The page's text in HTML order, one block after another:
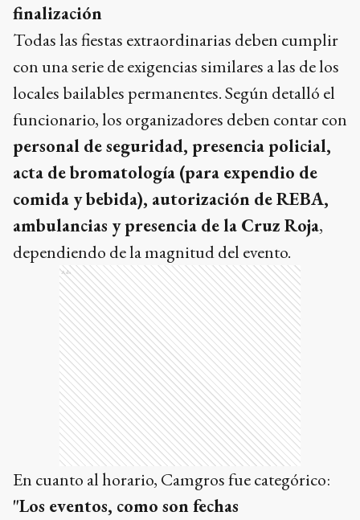
finalización
Todas las fiestas extraordinarias deben cumplir
con una serie de exigencias similares a las de los
locales bailables permanentes. Según detalló el
funcionario, los organizadores deben contar con
personal de seguridad, presencia policial,
acta de bromatología (para expendio de
comida y bebida), autorización de REBA,
ambulancias y presencia de la Cruz Roja,
dependiendo de la magnitud del evento.
Ads
En cuanto al horario, Camgros fue categórico:
"Los eventos, como son fechas